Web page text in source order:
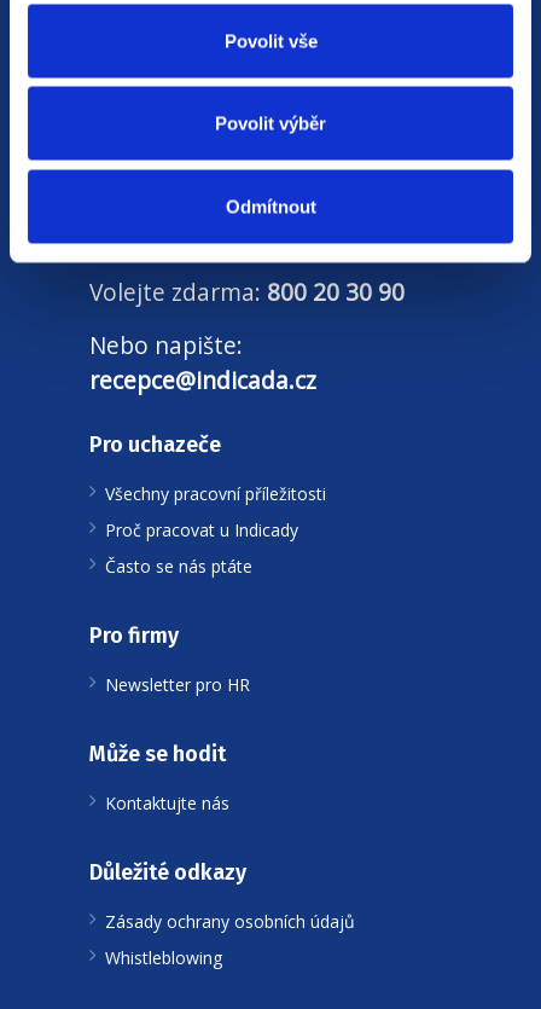
Povolit vše
Povolit výběr
Odmítnout
společného rozhovoru se snažíme doporučit
a zprostředkovat tu nejvhodnější pracovní
Od roku 2014 v nás vložilo důvěru více než40
tisíc uchazečů o práci. Průměrně nás hodnotí
Volejte zdarma: 800 20 30 90
Nebo napište:
recepce@indicada.cz
Pro uchazeče
Všechny pracovní příležitosti
Proč pracovat u Indicady
Často se nás ptáte
Pro firmy
Newsletter pro HR
Může se hodit
Kontaktujte nás
Důležité odkazy
Zásady ochrany osobních údajů
Whistleblowing